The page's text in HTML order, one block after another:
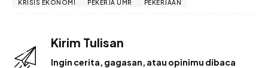
KRISIS EKONOMI
PEKERJA UMR PEKERJAAN
Kirim Tulisan
Ingin cerita, gagasan, atau opinimu dibaca